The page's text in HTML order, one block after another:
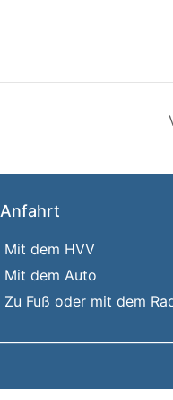
Anfahrt
Mit dem HVV
Mit dem Auto
Zu Fuß oder mit dem